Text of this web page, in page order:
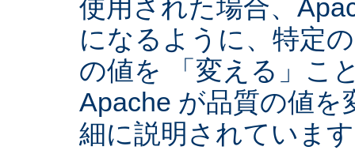
使用された場合、
になるように、特定
の値を 「変える」こ
Apache が品質の値を
細に説明されていま